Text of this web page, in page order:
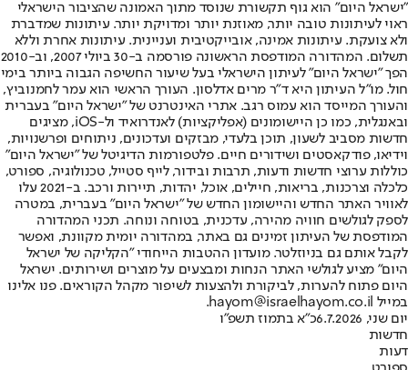
"ישראל היום" הוא גוף תקשורת שנוסד מתוך האמונה שהציבור הישראלי
ראוי לעיתונות טובה יותר, מאוזנת יותר ומדויקת יותר. עיתונות שמדברת
ולא צועקת. עיתונות אמינה, אובייקטיבית ועניינית. עיתונות אחרת וללא
תשלום. המהדורה המודפסת הראשונה פורסמה ב-30 ביולי 2007, וב-2010
הפך "ישראל היום" לעיתון הישראלי בעל שיעור החשיפה הגבוה ביותר בימי
חול. מו"ל העיתון היא ד"ר מרים אדלסון. העורך הראשי הוא עמר לחמנוביץ,
והעורך המייסד הוא עמוס רגב. אתרי האינטרנט של "ישראל היום" בעברית
ובאנגלית, כמו כן היישומונים (אפליקציות) לאנדרואיד ול-iOS, מציגים
חדשות מסביב לשעון, תוכן בלעדי, מבזקים ועדכונים, ניתוחים ופרשנויות,
וידיאו, פודקאסטים ושידורים חיים. פלטפורמות הדיגיטל של "ישראל היום"
כוללות ערוצי חדשות ודעות, תרבות ובידור, לייף סטייל, טכנולוגיה, ספורט,
כלכלה וצרכנות, בריאות, חיילים, אוכל, יהדות, תיירות ורכב. ב-2021 עלו
לאוויר האתר החדש והיישומון החדש של "ישראל היום" בעברית, במטרה
לספק לגולשים חוויה מהירה, עדכנית, בטוחה ונוחה. תכני המהדורה
המודפסת של העיתון זמינים גם באתר, במהדורה יומית מקוונת, ואפשר
לקבל אותם גם בניוזלטר. מועדון ההטבות הייחודי "הקליקה של ישראל
היום" מציע לגולשי האתר הנחות ומבצעים על מוצרים ושירותים. ישראל
היום פתוח להערות, לביקורת ולהצעות לשיפור מקהל הקוראים. פנו אלינו
במייל hayom@israelhayom.co.il.
יום שני, 6.7.2026
כ"א בתמוז תשפ"ו
חדשות
דעות